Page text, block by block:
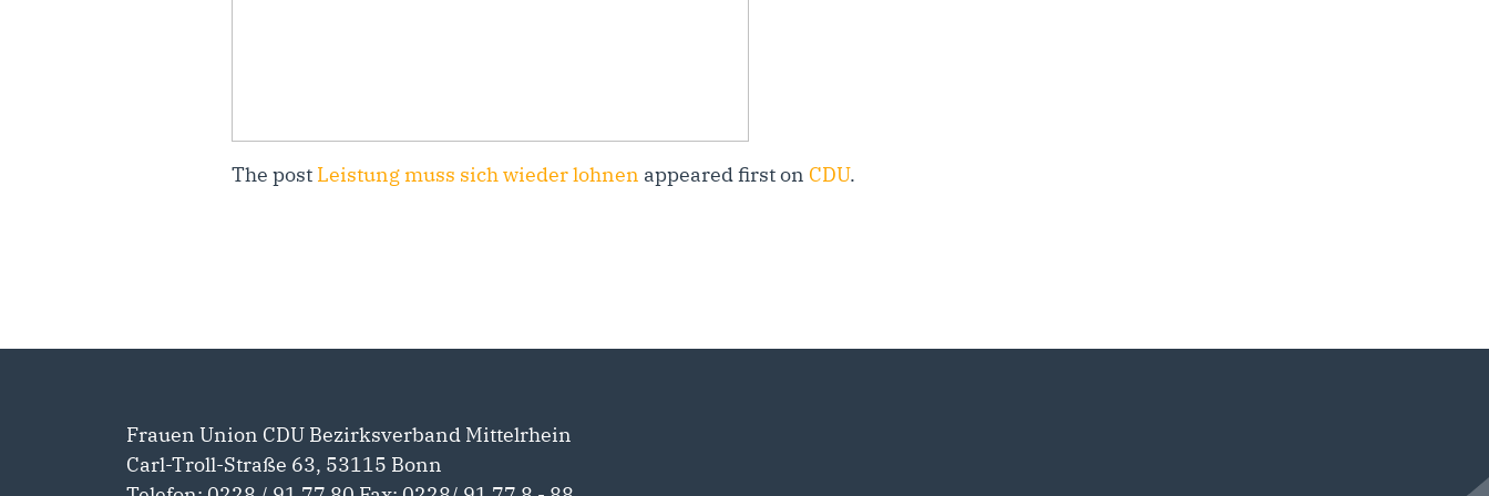
The post Leistung muss sich wieder lohnen appeared first on CDU.
Frauen Union CDU Bezirksverband Mittelrhein
Carl-Troll-Straße 63, 53115 Bonn